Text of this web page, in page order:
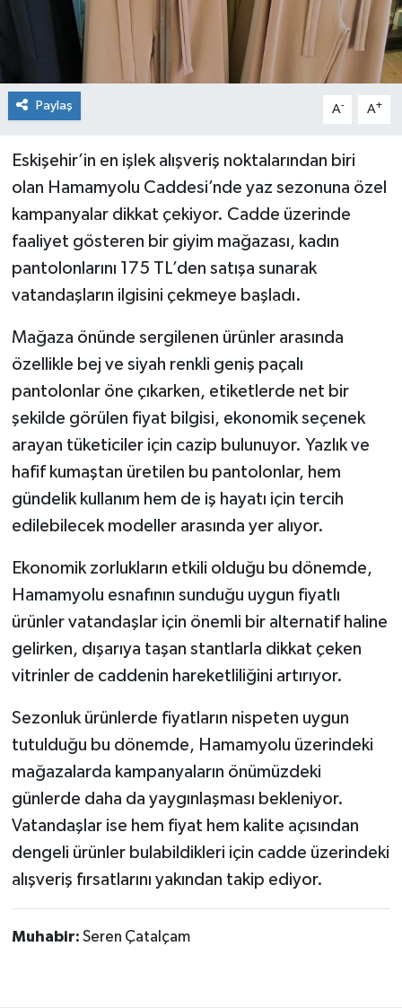
Paylaş A- A+
Eskişehir’in en işlek alışveriş noktalarından biri
olan Hamamyolu Caddesi’nde yaz sezonuna özel
kampanyalar dikkat çekiyor. Cadde üzerinde
faaliyet gösteren bir giyim mağazası, kadın
pantolonlarını 175 TL’den satışa sunarak
vatandaşların ilgisini çekmeye başladı.
Mağaza önünde sergilenen ürünler arasında
özellikle bej ve siyah renkli geniş paçalı
pantolonlar öne çıkarken, etiketlerde net bir
şekilde görülen fiyat bilgisi, ekonomik seçenek
arayan tüketiciler için cazip bulunuyor. Yazlık ve
hafif kumaştan üretilen bu pantolonlar, hem
gündelik kullanım hem de iş hayatı için tercih
edilebilecek modeller arasında yer alıyor.
Ekonomik zorlukların etkili olduğu bu dönemde,
Hamamyolu esnafının sunduğu uygun fiyatlı
ürünler vatandaşlar için önemli bir alternatif haline
gelirken, dışarıya taşan stantlarla dikkat çeken
vitrinler de caddenin hareketliliğini artırıyor.
Sezonluk ürünlerde fiyatların nispeten uygun
tutulduğu bu dönemde, Hamamyolu üzerindeki
mağazalarda kampanyaların önümüzdeki
günlerde daha da yaygınlaşması bekleniyor.
Vatandaşlar ise hem fiyat hem kalite açısından
dengeli ürünler bulabildikleri için cadde üzerindeki
alışveriş fırsatlarını yakından takip ediyor.
Muhabir: Seren Çatalçam